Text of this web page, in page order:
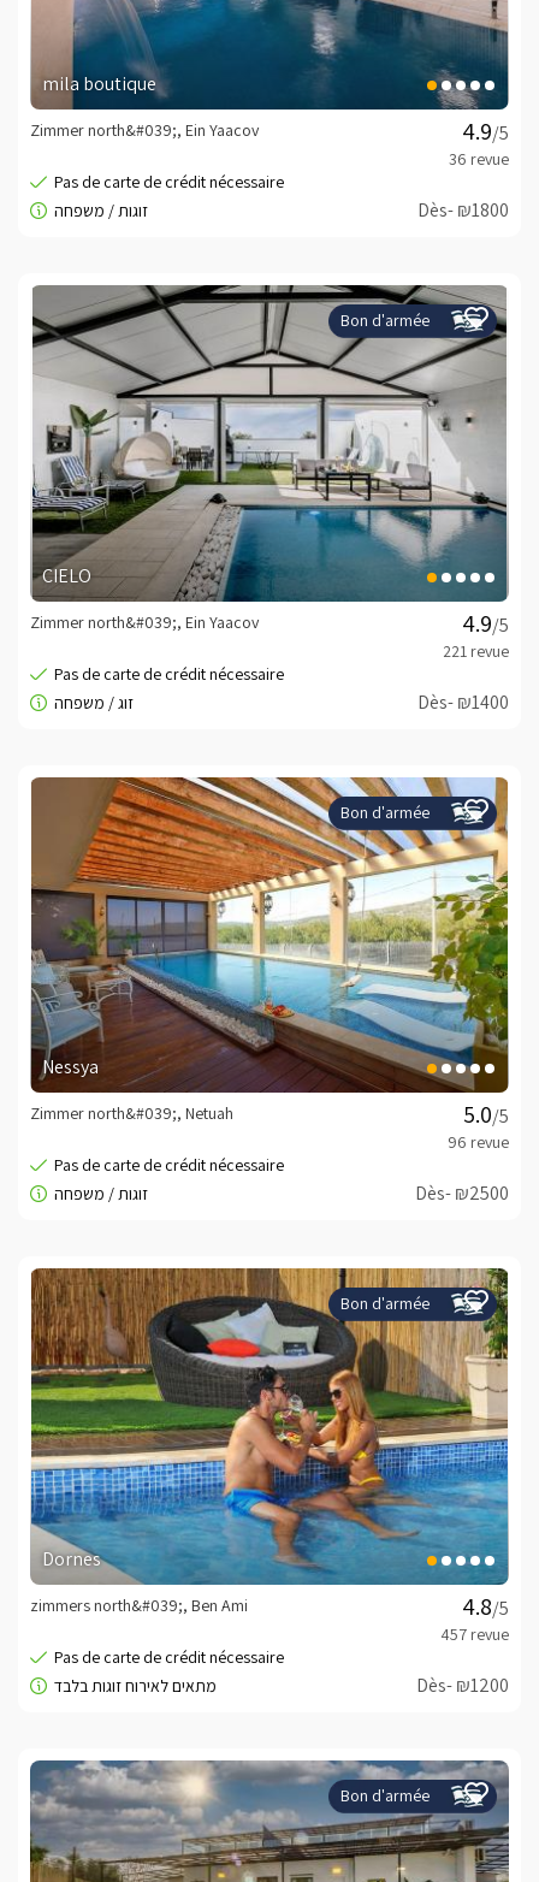
mila boutique
/5
Zimmer north&#039;, Ein Yaacov
Dès- ₪1800
Bon d'armée
CIELO
/5
Zimmer north&#039;, Ein Yaacov
Dès- ₪1400
Bon d'armée
Nessya
/5
Zimmer north&#039;, Netuah
Dès- ₪2500
Bon d'armée
Dornes
/5
zimmers north&#039;, Ben Ami
Dès- ₪1200
Bon d'armée